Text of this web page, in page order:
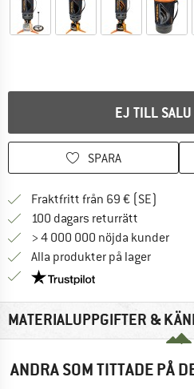
EJ TILL
SPARA
Fraktfritt från 69 € (SE)
100 dagars returrätt
> 4 000 000 nöjda kunder
Alla produkter på lager
Trust Pilot-garanti
MATERIALUPPGIFTER &
ANDRA SOM TITTADE PÅ